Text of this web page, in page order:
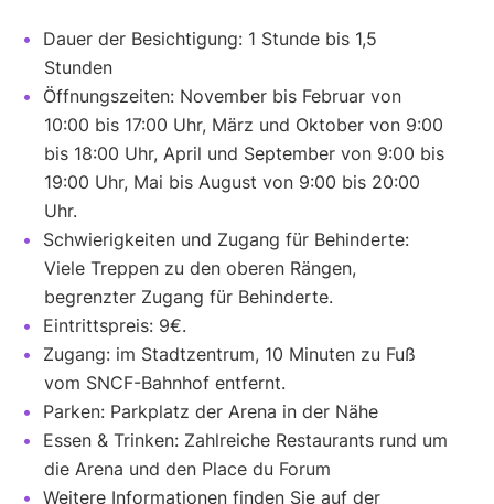
Dauer der Besichtigung: 1 Stunde bis 1,5
Stunden
Öffnungszeiten: November bis Februar von
10:00 bis 17:00 Uhr, März und Oktober von 9:00
bis 18:00 Uhr, April und September von 9:00 bis
19:00 Uhr, Mai bis August von 9:00 bis 20:00
Uhr.
Schwierigkeiten und Zugang für Behinderte:
Viele Treppen zu den oberen Rängen,
begrenzter Zugang für Behinderte.
Eintrittspreis: 9€.
Zugang: im Stadtzentrum, 10 Minuten zu Fuß
vom SNCF-Bahnhof entfernt.
Parken: Parkplatz der Arena in der Nähe
Essen & Trinken: Zahlreiche Restaurants rund um
die Arena und den Place du Forum
Weitere Informationen finden Sie auf der